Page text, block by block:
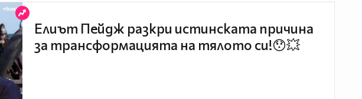
Елиът Пейдж разкри истинската причина
за трансформацията на тялото си!😯💥